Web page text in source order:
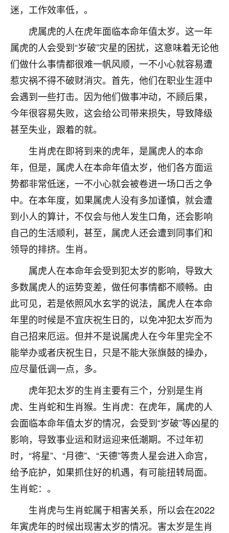
迷，工作效率低，。
虎属虎的人在虎年面临本命年值太岁。这一年
属虎的人会受到“岁破”灾星的困扰，这意味着无论他
们做什么事情都很难一帆风顺，一不小心就容易遭
惹灾祸不得不破财消灾。首先，他们在职业生涯中
会遇到一些打击。因为他们做事冲动，不顾后果，
今年很容易失败，这会给公司带来损失，导致降级
甚至失业，跟着的就。
生肖虎在即将到来的虎年，是属虎人的本命
年，但是，属虎人在本命年值太岁，他们各方面运
势都非常低迷，一不小心就会被卷进一场口舌之争
中。在本年度，如果属虎人没有多加谨慎，就会遭
到小人的算计，不仅会与他人发生口角，还会影响
自己的生活顺利，甚至，属虎人还会遭到同事们和
领导的排挤。生肖。
属虎人在本命年会受到犯太岁的影响，导致大
多数属虎人的运势变差，做任何事情都不顺畅。由
此可见，若是依照风水玄学的说法，属虎人在本命
年里的时候是不宜庆祝生日的，以免冲犯太岁而为
自己招来厄运。但并不是说属虎人在今年里完全不
能举办或者庆祝生日，只是不能大张旗鼓的操办，
应尽量低调一点，多。
虎年犯太岁的生肖主要有三个，分别是生肖
虎、生肖蛇和生肖猴。生肖虎：在虎年，属虎的人
会面临本命年值太岁的情况，会受到“岁破”等凶星的
影响，导致事业运和财运迎来低潮期。不过年初
时，“将星”、“月德”、“天德”等贵人星会进入命宫，
给予庇护，如果抓住好的机遇，有可能扭转局面。
生肖蛇：。
生肖虎与生肖蛇属于相害关系，所以会在2022
年寅虎年的时候出现害太岁的情况。害太岁是生肖
梦醒时分
我女儿高二叛逆，大半年不上学，一说她就要死要活
的，把我们两口子愁的不行，朋友给我推荐的慧来老
师，一开始我是病急乱投医，这半年来，法事一个个
做完，我女儿跟变了个人一样，不期望她能考多好的
大学，只要能安安稳稳的把书读了，身体心理都健健
康康的我就很知足了！
鹿森：可怜天下父母心啊！
3小时前 来自河北
付深
我是公司人事调整，有升迁机会，但同时竞争的我们
三个，找老师的时候是抱着侥幸心理，没想到老师看
着我晋升有望，我半信半疑的按照老师建议，做了化
太岁还有一个发钱粮，本来年前的人事调整，拖到年
后，我以为都没戏了，结果开年一上班，开会提拔升
职第一个就是我，职务无所谓，主要是底薪加了
3000，非常开心，无论如何，感恩感谢！🙏🏻
鹿森 ：恭喜升职加薪！！，请客吗？�
12小时前 来自北京 32
心心相印
我身体不太好，总是病病殃殃的，去检查又没什么大
问题，反正就是不舒服。中医西医看遍了，找不到问
题，后来无意中看到有人推荐慧来老师，跟老师聊过
之后，心情豁然开朗，也听老师建议，处理了一些因
果问题。今年以来，身体比以前好多，主要是心情好
了，老师说境随心转，现在深有体会了。
鹿森：是的，其实跟老师聊过之后，最大的感
触，首先就是心态会变好，万般皆是命，半点
不由人！
1天前 来自四川 9
金白水清
我也想找老师看看，有没有人给个联系方式的啊？
鹿森：慧来老师微信：gjsy0624